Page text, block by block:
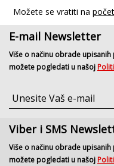
Možete se vratiti na
E-mail Newsletter
Više o načinu obrade
možete pogledati u našoj
Viber i SMS
Više o načinu obrade
možete pogledati u našoj